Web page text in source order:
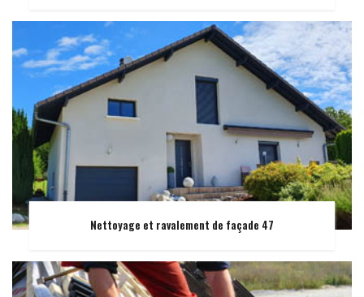
Nettoyage et ravalement de façade 47